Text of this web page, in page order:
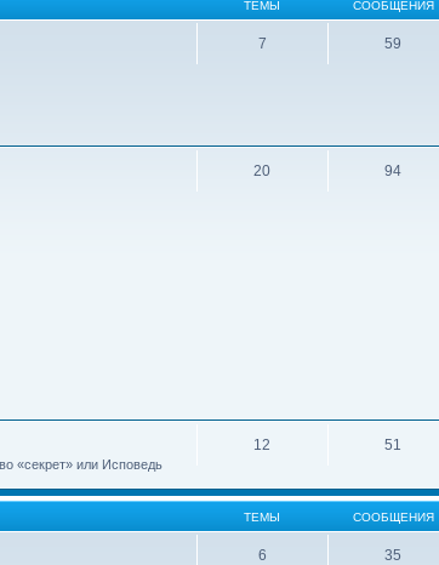
ТЕМЫ СООБЩЕНИЯ
7 59
20 94
«секрет» или Исповедь
12 51
ТЕМЫ СООБЩЕНИЯ
6 35